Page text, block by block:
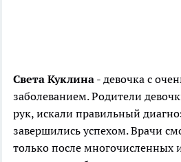
Света Куклина - девочка с
заболеванием. Родители
рук, искали правильный
завершились успехом. Врачи
только после многочисленных